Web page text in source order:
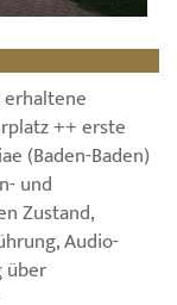
++ erste
(Baden-Baden)
und
Zustand,
Audio-
über